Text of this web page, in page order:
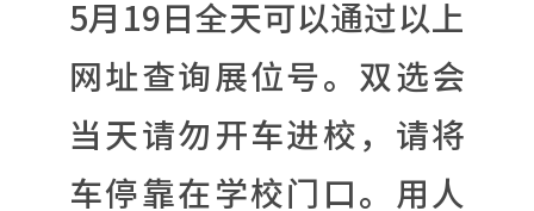
5月19日全天可以通过以上
网址查询展位号。双选会
当天请勿开车进校，请将
车停靠在学校门口。用人